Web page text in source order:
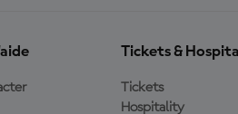
Tickets &
Tickets
Hospitality